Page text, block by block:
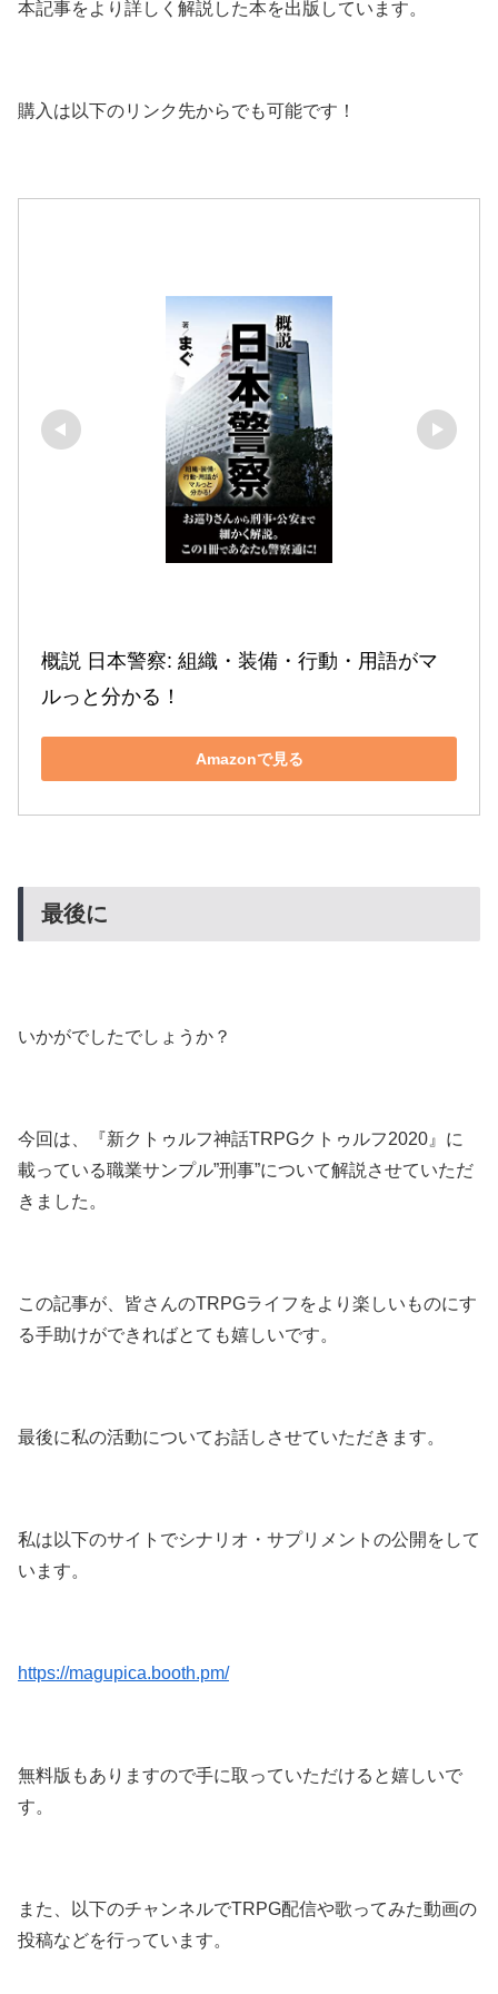
本記事をより詳しく解説した本を出版しています。
購入は以下のリンク先からでも可能です！
概説 日本警察: 組織・装備・行動・用語がマ
ルっと分かる！
Amazonで見る
最後に
いかがでしたでしょうか？
今回は、『新クトゥルフ神話TRPGクトゥルフ2020』に
載っている職業サンプル”刑事”について解説させていただ
きました。
この記事が、皆さんのTRPGライフをより楽しいものにす
る手助けができればとても嬉しいです。
最後に私の活動についてお話しさせていただきます。
私は以下のサイトでシナリオ・サプリメントの公開をして
います。
https://magupica.booth.pm/
無料版もありますので手に取っていただけると嬉しいで
す。
また、以下のチャンネルでTRPG配信や歌ってみた動画の
投稿などを行っています。